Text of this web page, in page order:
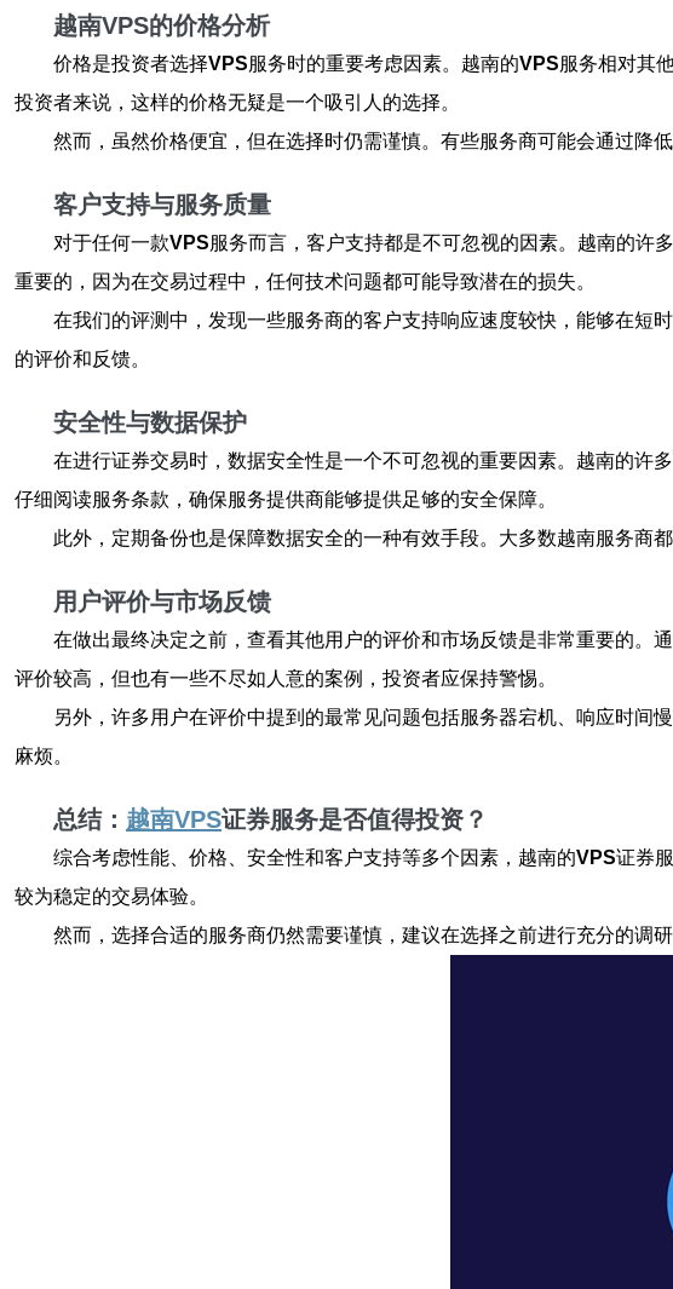
越南VPS的价格分析
价格是投资者选择VPS服务时的重要考虑因素。越南的VPS服务相对其
投资者来说，这样的价格无疑是一个吸引人的选择。
然而，虽然价格便宜，但在选择时仍需谨慎。有些服务商可能会通过降
客户支持与服务质量
对于任何一款VPS服务而言，客户支持都是不可忽视的因素。越南的许
重要的，因为在交易过程中，任何技术问题都可能导致潜在的损失。
在我们的评测中，发现一些服务商的客户支持响应速度较快，能够在短
的评价和反馈。
安全性与数据保护
在进行证券交易时，数据安全性是一个不可忽视的重要因素。越南的许多
仔细阅读服务条款，确保服务提供商能够提供足够的安全保障。
此外，定期备份也是保障数据安全的一种有效手段。大多数越南服务商
用户评价与市场反馈
在做出最终决定之前，查看其他用户的评价和市场反馈是非常重要的。
评价较高，但也有一些不尽如人意的案例，投资者应保持警惕。
另外，许多用户在评价中提到的最常见问题包括服务器宕机、响应时间
麻烦。
总结： 越南VPS证券服务是否值得投资？
综合考虑性能、价格、安全性和客户支持等多个因素，越南的VPS证券
较为稳定的交易体验。
然而，选择合适的服务商仍然需要谨慎，建议在选择之前进行充分的调